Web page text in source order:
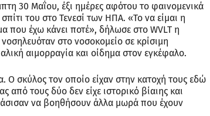
30 Μαΐου, έξι ημέρες αφότου το φαινομενικά
του στο Τενεσί των ΗΠΑ. «Το να είμαι η
που έχω κάνει ποτέ», δήλωσε στο WVLT η
στο νοσοκομείο σε κρίσιμη
αιμορραγία και οίδημα στον εγκέφαλο.
Ο σκύλος τον οποίο είχαν στην κατοχή τους εδώ
από τους δύο δεν είχε ιστορικό βίαιης και
να βοηθήσουν άλλα μωρά που έχουν